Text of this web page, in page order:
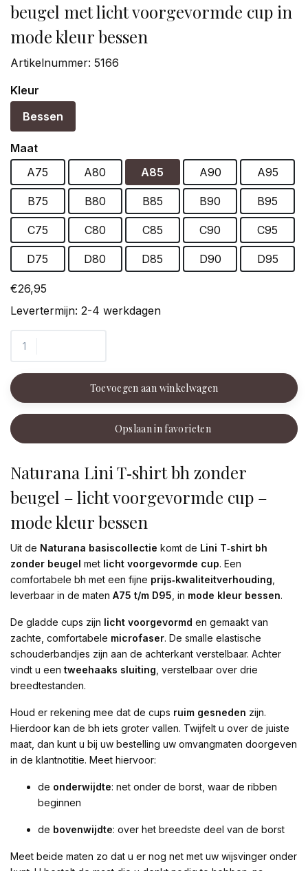
beugel met licht voorgevormde cup in
mode kleur bessen
Artikelnummer: 5166
Kleur
Bessen
Maat
A75
A80 A85 A90 A95
B75 B80 B85 B90 B95
C75 C80 C85 C90 C95
D75 D80 D85 D90 D95
€26,95
Levertermijn: 2-4 werkdagen
Toevoegen aan winkelwagen
Opslaan in favorieten
Naturana Lini T‑shirt bh zonder
beugel – licht voorgevormde cup –
mode kleur bessen
Uit de Naturana basiscollectie komt de Lini T‑shirt bh
zonder beugel met licht voorgevormde cup. Een
comfortabele bh met een fijne prijs‑kwaliteitverhouding
leverbaar in de maten A75 t/m D95 , in mode kleur bessen.
De gladde cups zijn licht voorgevormd en gemaakt van
zachte, comfortabele microfaser. De smalle elastische
schouderbandjes zijn aan de achterkant verstelbaar. Achter
vindt u een tweehaaks sluiting , verstelbaar over drie
breedtestanden.
Houd er rekening mee dat de cups ruim gesneden zijn.
Hierdoor kan de bh iets groter vallen. Twijfelt u over de juiste
maat, dan kunt u bij uw bestelling uw omvangmaten doorgeven
in de klantnotitie. Meet hiervoor:
de onderwijdte: net onder de borst, waar de ribben
beginnen
de bovenwijdte: over het breedste deel van de borst
Meet beide maten zo dat u er nog net met uw wijsvinger onder